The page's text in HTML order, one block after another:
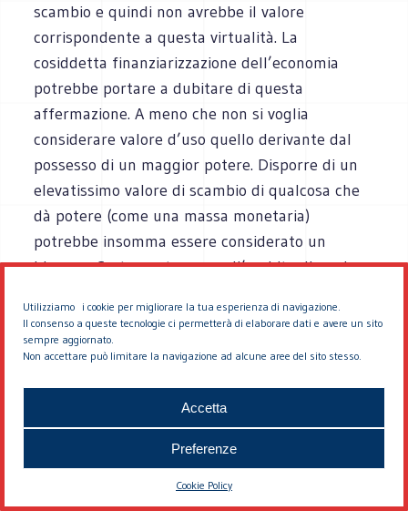
Utilizziamo i cookie per migliorare la tua esperienza di navigazione.
Il consenso a queste tecnologie ci permetterà di elaborare dati e avere un sito
sempre aggiornato.
Non accettare può limitare la navigazione ad alcune aree del sito stesso.
Accetta
Preferenze
Cookie Policy
scambio e quindi non avrebbe il valore
corrispondente a questa virtualità. La
cosiddetta finanziarizzazione dell’economia
potrebbe portare a dubitare di questa
affermazione. A meno che non si voglia
considerare valore d’uso quello derivante dal
possesso di un maggior potere. Disporre di un
elevatissimo valore di scambio di qualcosa che
dà potere (come una massa monetaria)
potrebbe insomma essere considerato un
bisogno. Certamente non nell’ambito di quei
Produzione, consumo
importanti nel linguaggio (e nel procedimento)
dell’economia.
«Il consumo è l’uso dei beni economici allo
scopo di soddisfare direttamente certi bisogni